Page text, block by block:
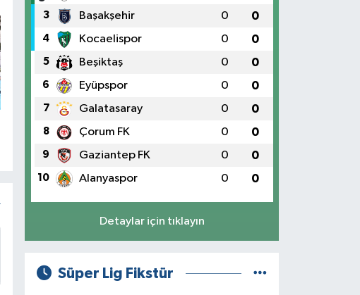
3 Başakşehir 0 0
4 Kocaelispor 0 0
5 Beşiktaş 0 0
6 Eyüpspor 0 0
7 Galatasaray 0 0
8 Çorum FK 0 0
9 Gaziantep FK 0 0
10 Alanyaspor 0 0
Detaylar için tıklayın
Süper Lig Fikstür